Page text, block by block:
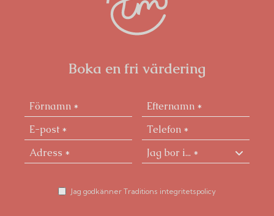
Boka en fri värdering
Jag godkänner Traditions integritetspolicy